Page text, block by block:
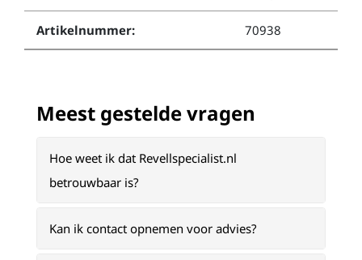
Artikelnummer: 70938
Meest gestelde vragen
Hoe weet ik dat Revellspecialist.nl
betrouwbaar is?
Kan ik contact opnemen voor advies?